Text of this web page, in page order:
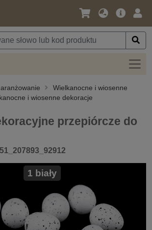
Język
Waluta
Oferta
Wielkanocne i wiosenne
i wiosenne dekoracje
przepiórcze do
1 biały